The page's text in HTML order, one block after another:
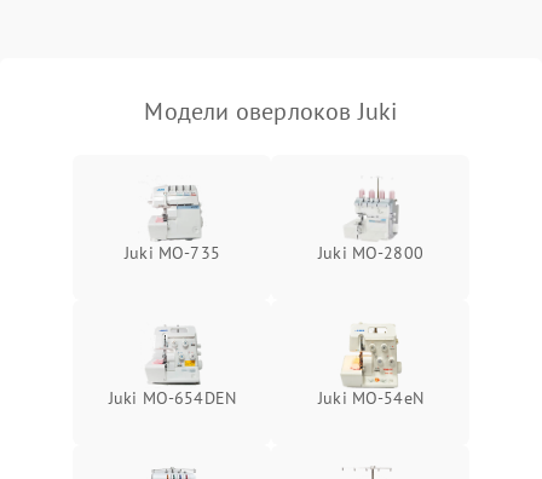
Модели оверлоков Juki
Juki MO-735 Juki MO-2800
Juki MO-654DEN Juki MO-54eN